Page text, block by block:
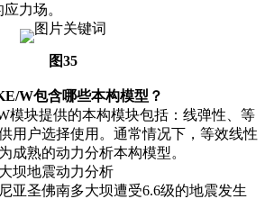
力场。
图35
W包含哪些本构模型？
模块提供的本构模块包括：线弹性、等
用户选择使用。通常情况下，等效线性
成熟的动力分析本构模型。
坝地震动力分析
亚圣佛南多大坝遭受6.6级的地震发生